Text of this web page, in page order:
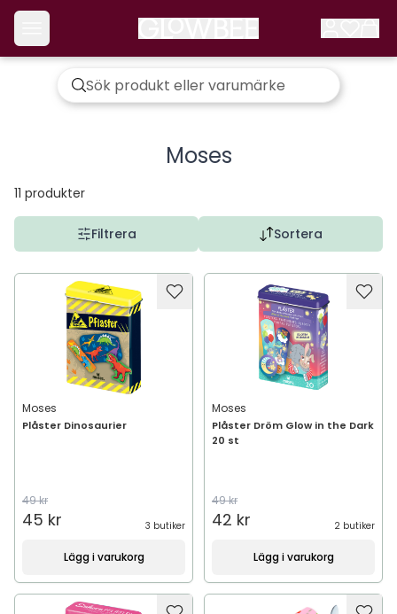
Moses
11 produkter
Filtrera Sortera
Moses
Plåster Dinosaurier
49 kr
45 kr 3 butiker
Lägg i varukorg
Moses
Plåster Dröm Glow in the Dark
20 st
49 kr
42 kr 2 butiker
Lägg i varukorg